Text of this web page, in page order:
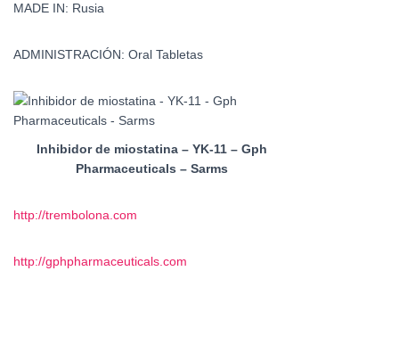
MADE IN: Rusia
ADMINISTRACIÓN: Oral Tabletas
Inhibidor de miostatina – YK-11 – Gph
Pharmaceuticals – Sarms
http://trembolona.com
http://gphpharmaceuticals.com